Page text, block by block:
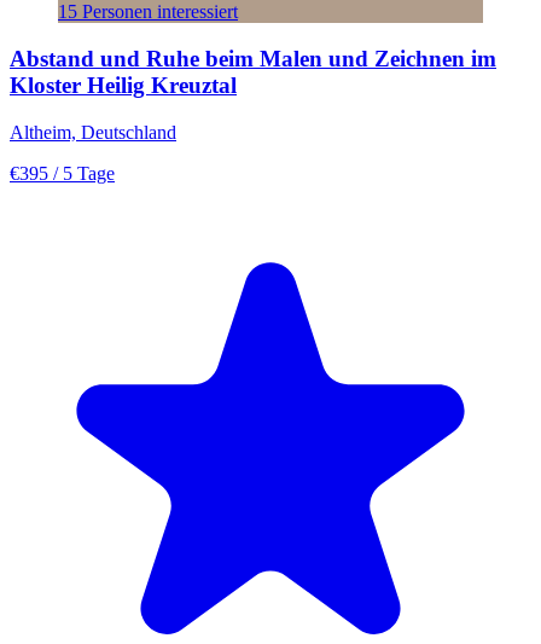
15 Personen interessiert
Abstand und Ruhe beim Malen und Zeichnen im
Kloster Heilig Kreuztal
Altheim, Deutschland
€395 / 5 Tage